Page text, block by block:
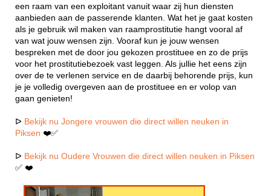
een raam van een exploitant vanuit waar zij hun diensten
aanbieden aan de passerende klanten. Wat het je gaat kosten
als je gebruik wil maken van raamprostitutie hangt vooral af
van wat jouw wensen zijn. Vooraf kun je jouw wensen
bespreken met de door jou gekozen prostituee en zo de prijs
voor het prostitutiebezoek vast leggen. Als jullie het eens zijn
over de te verlenen service en de daarbij behorende prijs, kun
je je volledig overgeven aan de prostituee en er volop van
gaan genieten!
ᐅ Bekijk nu Jongere vrouwen die direct willen neuken in
Piksen ❤️✅
ᐅ Bekijk nu Oudere Vrouwen die direct willen neuken in Piksen
✅ ❤️